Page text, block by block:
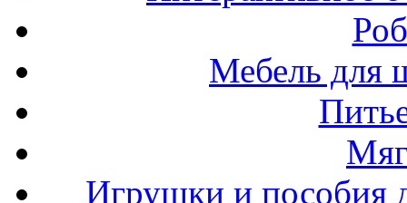
Мебель для
Игрушки и пособия